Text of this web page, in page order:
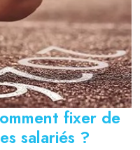
fixer de
salariés ?